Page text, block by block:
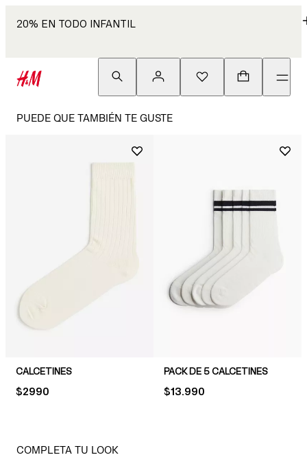
20% EN TODO INFANTIL
PUEDE QUE TAMBIÉN TE GUSTE
CALCETINES
PRICE:
$2990
PACK DE 5 CALCETINES
PRICE:
$13.990
COMPLETA TU LOOK